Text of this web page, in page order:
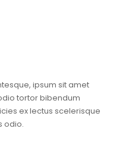
ipsum sit amet
tortor bibendum
ex lectus scelerisque
odio.